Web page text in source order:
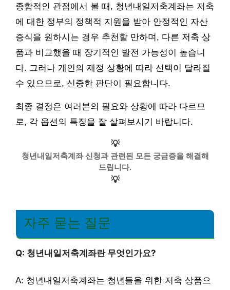
종합적인 관점에서 볼 때, 청년내일저축계좌는 저축
에 대한 정부의 정책적 지원을 받아 안정적인 자산
증식을 원하시는 경우 추천할 만하며, 다른 저축 상
품과 비교했을 때 장기적인 발전 가능성이 높습니
다. 그러나 개인의 재정 상황에 따라 선택이 달라질
수 있으므로, 신중한 판단이 필요합니다.
최종 결정은 여러분의 필요와 상황에 따라 다르므
로, 각 옵션의 특징을 잘 살펴보시기 바랍니다.
💡
청년내일저축계좌 신청과 관련된 모든 궁금증을 해결해
드립니다.
💡
자주 묻는 질문
Q: 청년내일저축계좌란 무엇인가요?
A: 청년내일저축계좌는 청년들을 위한 저축 상품으